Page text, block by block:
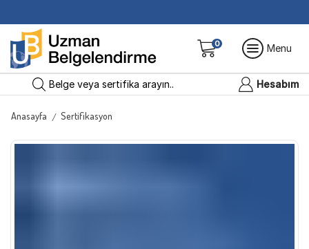
0 Menu
Belge veya sertifika arayın.. Hesabım
Anasayfa / Sertifikasyon